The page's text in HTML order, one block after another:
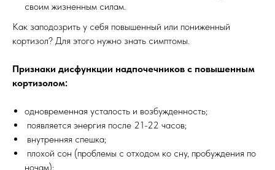
своим жизненным силам.
Как заподозрить у себя повышенный или пониженный
кортизол? Для этого нужно знать симптомы.
Признаки дисфункции надпочечников с повышенным
кортизолом:
одновременная усталость и возбужденность;
️ появляется энергия после 21-22 часов;
️ внутренняя спешка;
️ плохой сон (проблемы с отходом ко сну, пробуждения по
ночам);